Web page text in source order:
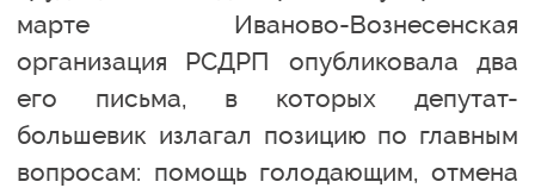
марте Иваново-Вознесенская
организация РСДРП опубликовала два
его письма, в которых депутат-
большевик излагал позицию по главным
вопросам: помощь голодающим, отмена